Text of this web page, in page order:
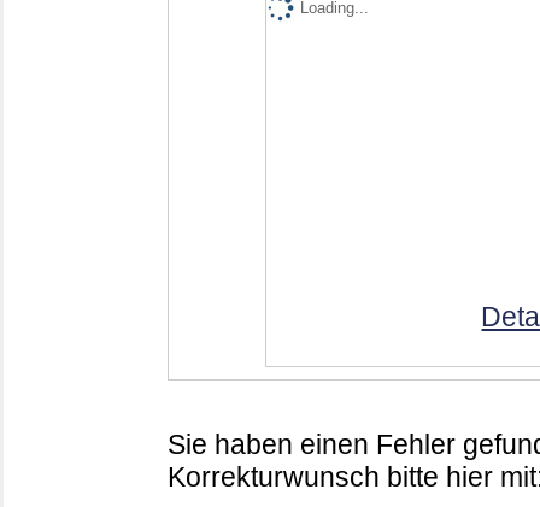
Loading...
Sie haben einen Fehler
Korrekturwunsch bitte hier